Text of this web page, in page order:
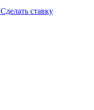
Сделать ставку